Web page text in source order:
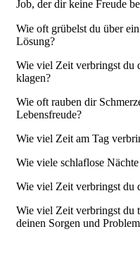
Job, der dir keine Freude
Wie oft grübelst du über
Lösung?
Wie viel Zeit verbringst du
klagen?
Wie oft rauben dir
Lebensfreude?
Wie viel Zeit am Tag
Wie viele schlaflose Nächte
Wie viel Zeit verbringst du
Wie viel Zeit verbringst du
deinen Sorgen und